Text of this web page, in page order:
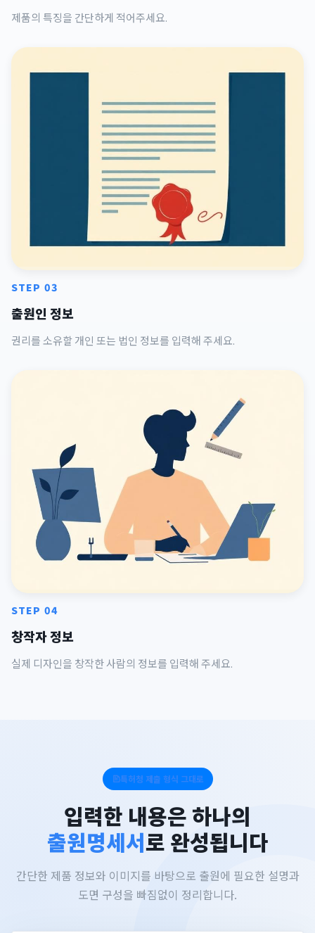
제품의 특징을 간단하게 적어주세요.
STEP 03
출원인 정보
권리를 소유할 개인 또는 법인 정보를 입력해 주세요.
STEP 04
창작자 정보
실제 디자인을 창작한 사람의 정보를 입력해 주세요.
특허청 제출 형식 그대로
입력한 내용은 하나의
출원명세서로 완성됩니다
간단한 제품 정보와 이미지를 바탕으로 출원에 필요한 설명과
도면 구성을 빠짐없이 정리합니다.